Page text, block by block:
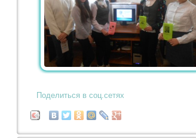
Поделиться в соц.сетях